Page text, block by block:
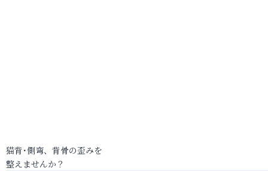
猫背･側弯、背骨の歪みを
整えませんか？